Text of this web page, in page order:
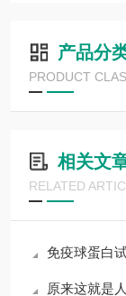
产品分
PRODUCT
相关文
RELATED
免疫球蛋白
原来这就是